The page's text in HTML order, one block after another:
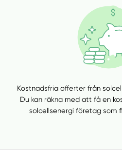
Kostnadsfria offerter från
Du kan räkna med att få en
solcellsenergi företag som